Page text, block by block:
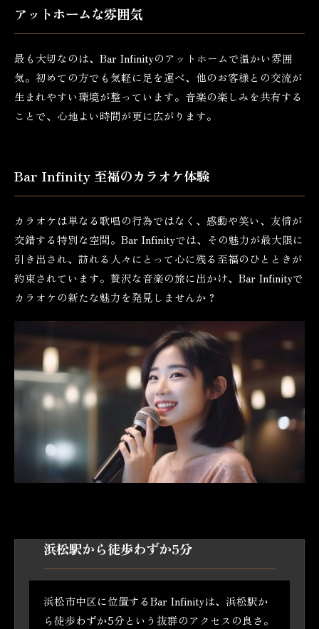
アットホームな雰囲気
最も大切なのは、Bar Infinityのアットホームで温かい雰囲
気。初めての方でも気軽に足を運べ、他のお客様との交流が
生まれやすい環境が整っています。音楽の楽しみを共有する
ことで、心地よい時間が更に広がります。
Bar Infinity 至福のカラオケ体験
カラオケは単なる歌唱の行為ではなく、感動や笑い、友情が
交錯する特別な空間。Bar Infinityでは、その魅力が最大限に
引き出され、訪れる人々にとって心に残る至福のひとときが
約束されています。贅沢な音楽の旅に出かけ、Bar Infinityで
カラオケの新たな魅力を発見しませんか？
浜松駅から徒歩わずか5分
浜松市中区に位置するBar Infinityは、浜松駅か
ら徒歩わずか5分という抜群のアクセスの良さ。